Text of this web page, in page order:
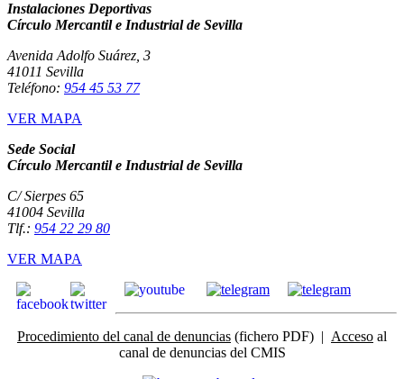
Instalaciones Deportivas
Círculo Mercantil e Industrial de Sevilla
Avenida Adolfo Suárez, 3
41011 Sevilla
Teléfono: 954 45 53 77
VER MAPA
Sede Social
Círculo Mercantil e Industrial de Sevilla
C/ Sierpes 65
41004 Sevilla
Tlf.: 954 22 29 80
VER MAPA
Procedimiento del canal de denuncias (fichero PDF) | Acceso al
canal de denuncias del CMIS